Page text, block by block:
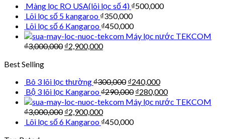
Màng lọc RO USA(lõi lọc số 4) ₫500,000
Lõi lọc số 5 kangaroo ₫350,000
Lõi lọc số 6 Kangaroo ₫450,000
Máy lọc nước TEKCOM
₫3,000,000 ₫2,900,000
Best Selling
Bô 3 lõi lọc thường₫300,000 ₫240,000
Bộ 3 lõi lọc Kangaroo₫290,000 ₫280,000
Máy lọc nước TEKCOM
₫3,000,000 ₫2,900,000
Lõi lọc số 6 Kangaroo ₫450,000